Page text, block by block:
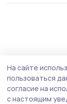
На сайте
пользоваться
согласие на
с настоящим